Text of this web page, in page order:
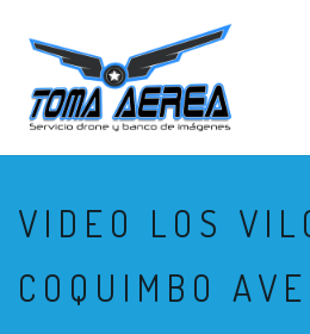
VIDEO LOS
COQUIMBO